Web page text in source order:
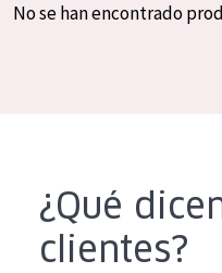
Crema de ojos
Essentials
Lift+
No se han encontrado
¿Qué
clientes?